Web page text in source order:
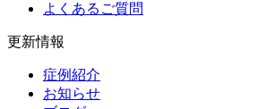
よくあるご質問
更新情報
症例紹介
お知らせ